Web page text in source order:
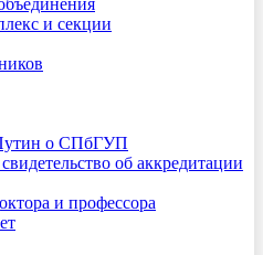
и секции
о СПбГУП
об аккредитации
и профессора